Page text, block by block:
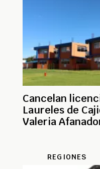
Cancelan
Laureles de
Valeria
REGIONES